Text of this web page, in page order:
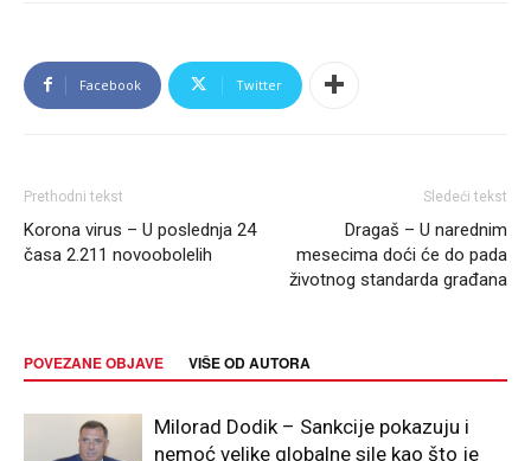
Facebook Twitter
Prethodni tekst
Korona virus – U poslednja 24
časa 2.211 novoobolelih
Sledeći tekst
Dragaš – U narednim
mesecima doći će do pada
životnog standarda građana
POVEZANE OBJAVE VIŠE OD AUTORA
Milorad Dodik – Sankcije pokazuju i
nemoć velike globalne sile kao što je